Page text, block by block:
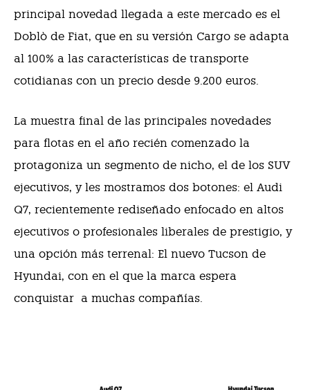
principal novedad llegada a este mercado es el
Doblò de Fiat, que en su versión Cargo se adapta
al 100% a las características de transporte
cotidianas con un precio desde 9.200 euros.
La muestra final de las principales novedades
para flotas en el año recién comenzado la
protagoniza un segmento de nicho, el de los SUV
ejecutivos, y les mostramos dos botones: el Audi
Q7, recientemente rediseñado enfocado en altos
ejecutivos o profesionales liberales de prestigio, y
una opción más terrenal: El nuevo Tucson de
Hyundai, con en el que la marca espera
conquistar a muchas compañías.